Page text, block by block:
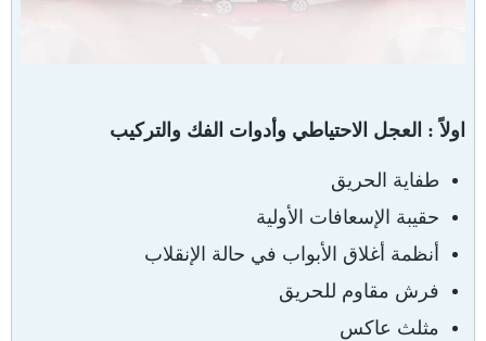
اولاً : العجل الاحتياطي وأدوات الفك والتركيب
طفاية الحريق
حقيبة الإسعافات الأولية
أنظمة أغلاق الأبواب في حالة الإنقلاب
فرش مقاوم للحريق
مثلث عاكس